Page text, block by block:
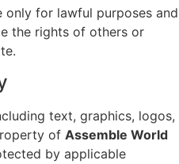
only for lawful purposes and
the rights of others or
text, graphics, logos,
of Assemble World
by applicable